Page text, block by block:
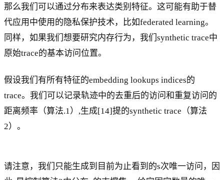
那么我们可以通过分布来表达类别特征。这可能有助于替
代应用中使用的隐私保护技术，比如federated learning。
同样，如果我们想要研究内存行为，我们synthetic trace中
原始trace的基本访问位置。
假设我们有所有特征的embedding lookups indices的
trace。我们可以记录轨迹中的去重后的访问和重复访问的
距离频率（算法.1）,生成[14]提的synthetic trace（算法
2）。
请注意，我们只能生成到目前为止看到的s次唯一访问，因